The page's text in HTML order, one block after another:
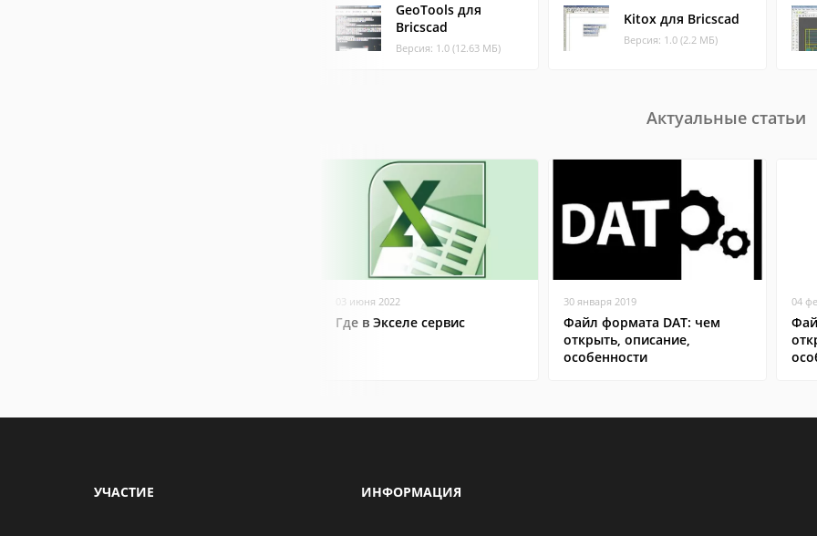
GeoTools для
Bricscad
Версия: 1.0 (12.63 МБ)
Kitox для Bricscad
Версия: 1.0 (2.2 МБ)
Актуальные статьи
03 июня 2022
Где в Экселе сервис
30 января 2019
Файл формата DAT: чем
открыть, описание,
особенности
04
УЧАСТИЕ ИНФОРМАЦИЯ